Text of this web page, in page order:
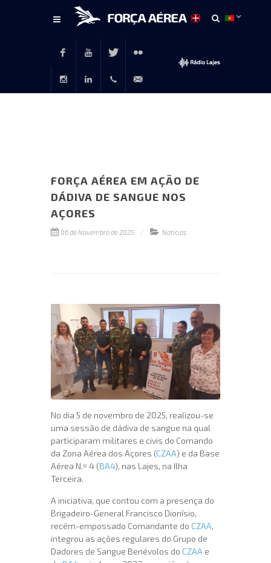
FacebookYoutubeTwitter Flickr
FORÇA AÉREA EM AÇÃO DE
DÁDIVA DE SANGUE NOS
AÇORES
06 de Novembro de 2025 Notícias
No dia 5 de novembro de 2025, realizou-se
uma sessão de dádiva de sangue na qual
participaram militares e civis do Comando
da Zona Aérea dos Açores (CZAA) e da Base
Aérea N.º 4 (BA4), nas Lajes, na Ilha
Terceira.
A iniciativa, que contou com a presença do
Brigadeiro-General Francisco Dionísio,
recém-empossado Comandante do CZAA,
integrou as ações regulares do Grupo de
Dadores de Sangue Benévolos do CZAA e